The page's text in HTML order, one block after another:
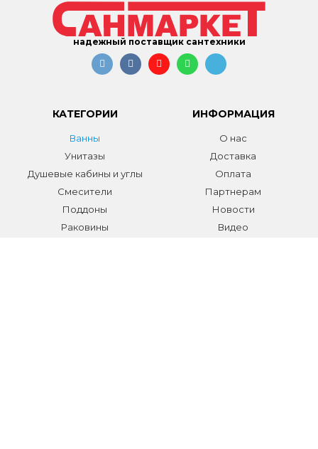
надежный поставщик сантехники
КАТЕГОРИИ
Ванны
Унитазы
Душевые кабины и углы
Смесители
Поддоны
Раковины
ИНФОРМАЦИЯ
О нас
Доставка
Оплата
Партнерам
Новости
Видео